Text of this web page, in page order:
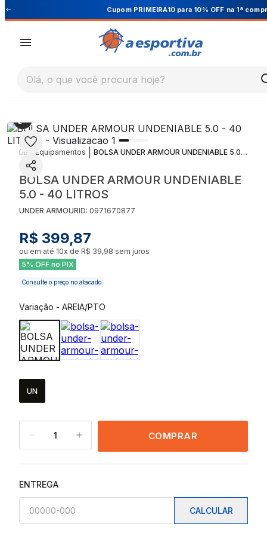
Cupom PRIMEIRA10 para 10% OFF na 1ª compra
Olá, o que você procura hoje?
Equipamentos BOLSA UNDER ARMOUR UNDENIABLE 5.0 - 40 LITROS
BOLSA UNDER ARMOUR UNDENIABLE
5.0 - 40 LITROS
UNDER ARMOURID: 0971670877
R$ 399,87
ou em até 10x de R$ 39,98 sem juros
5% OFF no PIX
Consulte o preço no atacado
Variação - AREIA/PTO
UN
1 COMPRAR
ENTREGA
CALCULAR